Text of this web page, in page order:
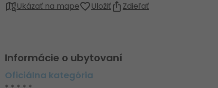
Ukázať na mape Uložiť Zdieľať
Informácie o ubytovaní
Oficiálna kategória